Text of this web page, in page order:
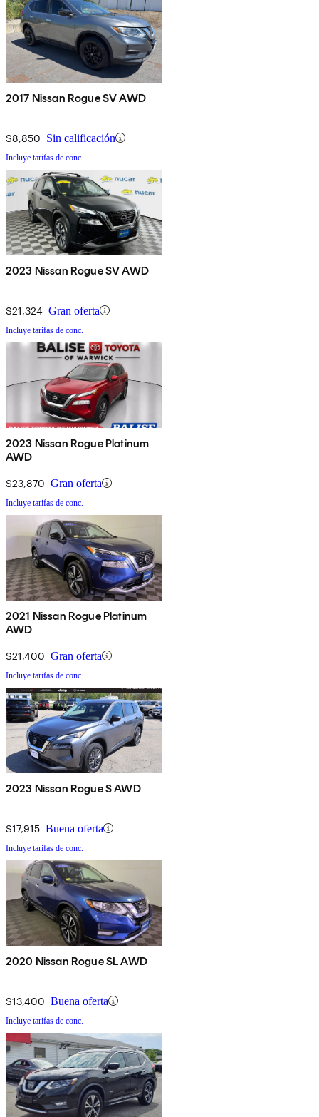
2017 Nissan Rogue SV AWD
$8,850 Sin calificación
Incluye tarifas de conc.
2023 Nissan Rogue SV AWD
$21,324 Gran oferta
Incluye tarifas de conc.
2023 Nissan Rogue Platinum
AWD
$23,870 Gran oferta
Incluye tarifas de conc.
2021 Nissan Rogue Platinum
AWD
$21,400 Gran oferta
Incluye tarifas de conc.
2023 Nissan Rogue S AWD
$17,915 Buena oferta
Incluye tarifas de conc.
2020 Nissan Rogue SL AWD
$13,400 Buena oferta
Incluye tarifas de conc.